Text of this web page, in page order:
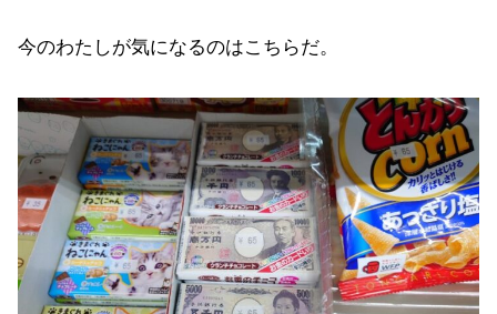
今のわたしが気になるのはこちらだ。